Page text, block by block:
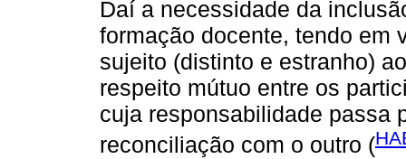
Daí a necessidade da
formação docente, tendo em
sujeito (distinto e estranho)
respeito mútuo entre os
cuja responsabilidade passa
reconciliação com o outro (